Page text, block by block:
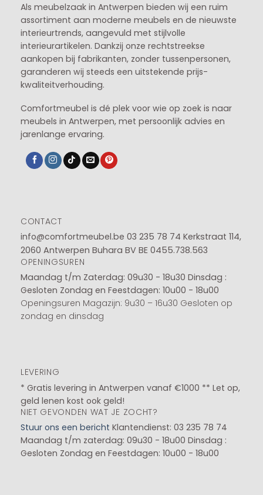
Als meubelzaak in Antwerpen bieden wij een ruim
assortiment aan moderne meubels en de nieuwste
interieurtrends, aangevuld met stijlvolle
interieurartikelen. Dankzij onze rechtstreekse
aankopen bij fabrikanten, zonder tussenpersonen,
garanderen wij steeds een uitstekende prijs-
kwaliteitverhouding.
Comfortmeubel is dé plek voor wie op zoek is naar
meubels in Antwerpen, met persoonlijk advies en
jarenlange ervaring.
CONTACT
info@comfortmeubel.be 03 235 78 74 Kerkstraat 114,
2060 Antwerpen Buhara BV BE 0455.738.563
OPENINGSUREN
Maandag t/m Zaterdag: 09u30 - 18u30 Dinsdag :
Gesloten Zondag en Feestdagen: 10u00 - 18u00
Openingsuren Magazijn: 9u30 – 16u30 Gesloten op
zondag en dinsdag
LEVERING
* Gratis levering in Antwerpen vanaf €1000 ** Let op,
geld lenen kost ook geld!
NIET GEVONDEN WAT JE ZOCHT?
Stuur ons een bericht Klantendienst: 03 235 78 74
Maandag t/m zaterdag: 09u30 - 18u00 Dinsdag :
Gesloten Zondag en Feestdagen: 10u00 - 18u00